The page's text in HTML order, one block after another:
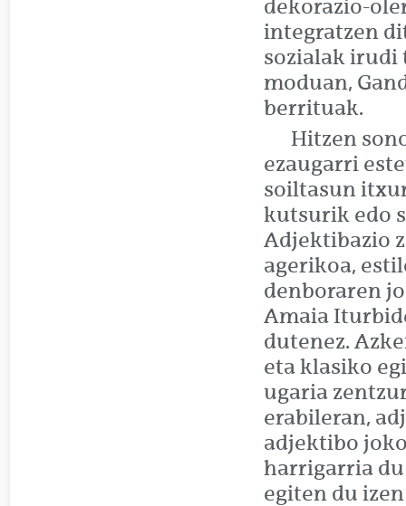
dekorazio-
integratzen
sozialak irudi
moduan,
berrituak.
Hitzen
ezaugarri
soiltasun
kutsurik edo
Adjektibazio
agerikoa,
denboraren
Amaia
dutenez.
eta klasiko
ugaria
erabileran,
adjektibo
harrigarria
egiten du